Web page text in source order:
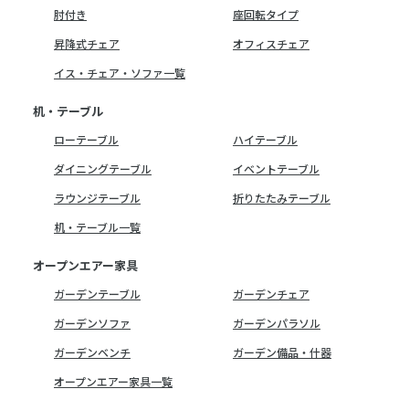
肘付き
座回転タイプ
昇降式チェア
オフィスチェア
イス・チェア・ソファ一覧
机・テーブル
ローテーブル
ハイテーブル
ダイニングテーブル
イベントテーブル
ラウンジテーブル
折りたたみテーブル
机・テーブル一覧
オープンエアー家具
ガーデンテーブル
ガーデンチェア
ガーデンソファ
ガーデンパラソル
ガーデンベンチ
ガーデン備品・什器
オープンエアー家具一覧